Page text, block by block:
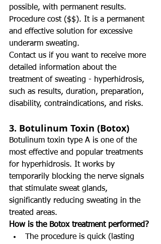
possible, with permanent results.
Procedure cost ($$). It is a permanent
and effective solution for excessive
underarm sweating.
Contact us if you want to receive more
detailed information about the
treatment of sweating - hyperhidrosis,
such as results, duration, preparation,
disability, contraindications, and risks.
3. Botulinum Toxin (Botox)
Botulinum toxin type A is one of the
most effective and popular treatments
for hyperhidrosis. It works by
temporarily blocking the nerve signals
that stimulate sweat glands,
significantly reducing sweating in the
treated areas.
How is the Botox treatment performed?
The procedure is quick (lasting